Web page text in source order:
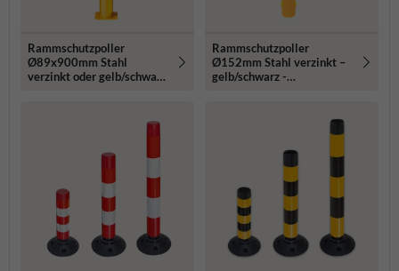
Rammschutzpoller
Ø89x900mm Stahl
verzinkt oder gelb/schwarz
Rammschutzpoller
Ø152mm Stahl verzinkt –
gelb/schwarz -